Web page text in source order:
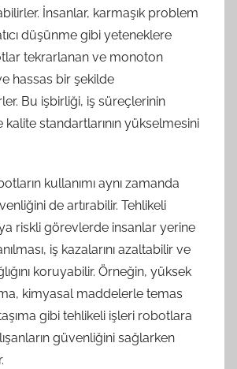
İnsanlar, karmaşık problem
düşünme gibi yeteneklere
tekrarlanan ve monoton
hassas bir şekilde
Bu işbirliği, iş süreçlerinin
kalite standartlarının yükselmesini
kullanımı aynı zamanda
de artırabilir. Tehlikeli
riskli görevlerde insanlar yerine
iş kazalarını azaltabilir ve
koruyabilir. Örneğin, yüksek
kimyasal maddelerle temas
gibi tehlikeli işleri robotlara
güvenliğini sağlarken